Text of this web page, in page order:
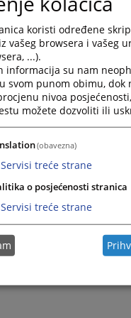
707 592
koristi određene
vašeg browsera i vašeg
...).
informacija su nam
svom punom obimu,
nivoa
možete dozvoliti ili
(obavezna)
Servisi treće strane
o posjećenosti stranica
Servisi treće strane